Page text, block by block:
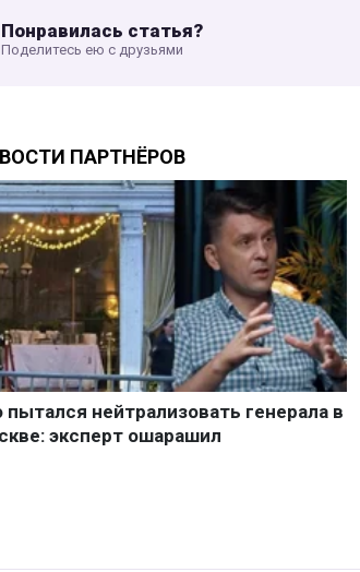
Понравилась статья?
Поделитесь ею с друзьями